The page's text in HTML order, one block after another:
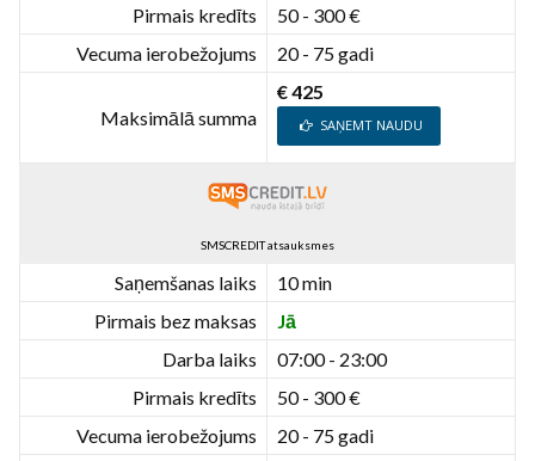
Pirmais kredīts
50 - 300 €
Vecuma ierobežojums
20 - 75 gadi
Maksimālā summa
€ 425
SAŅEMT NAUDU
SMSCREDIT atsauksmes
Saņemšanas laiks
10 min
Pirmais bez maksas
Jā
Darba laiks
07:00 - 23:00
Pirmais kredīts
50 - 300 €
Vecuma ierobežojums
20 - 75 gadi